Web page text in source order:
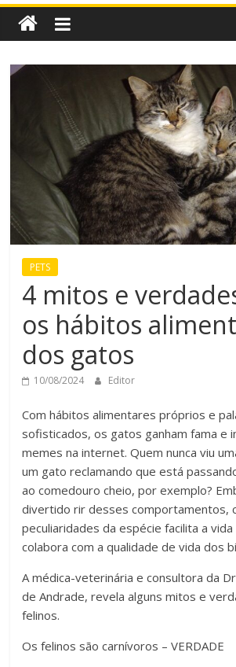
PETS
4 mitos e
os hábitos
dos gatos
10/08/2024 Editor
Com hábitos alimentares próprios e
sofisticados, os gatos ganham fama e
memes na internet. Quem nunca viu
um gato reclamando que está
ao comedouro cheio, por exemplo?
divertido rir desses comportamentos,
peculiaridades da espécie facilita a
colabora com a qualidade de vida dos
A médica-veterinária e consultora da
de Andrade, revela alguns mitos e
felinos.
Os felinos são carnívoros – VERDADE